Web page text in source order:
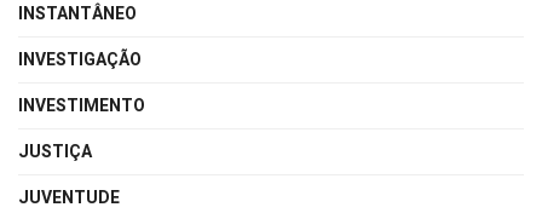
INSTANTÂNEO
INVESTIGAÇÃO
INVESTIMENTO
JUSTIÇA
JUVENTUDE